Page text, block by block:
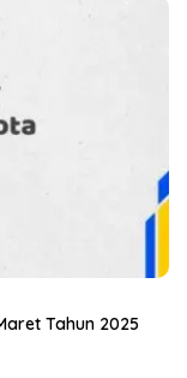
Tahun 2025